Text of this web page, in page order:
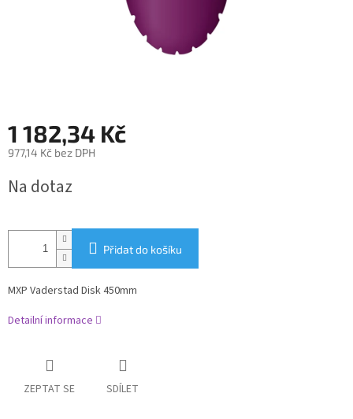
1 182,34 Kč
977,14 Kč bez DPH
cena:
Na dotaz
Přidat do košíku
MXP Vaderstad Disk 450mm
Detailní informace
ZEPTAT SE SDÍLET